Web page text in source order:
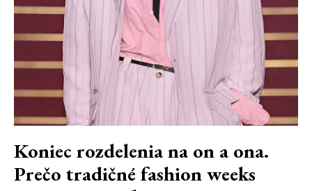
Koniec rozdelenia na on a ona.
Prečo tradičné fashion weeks